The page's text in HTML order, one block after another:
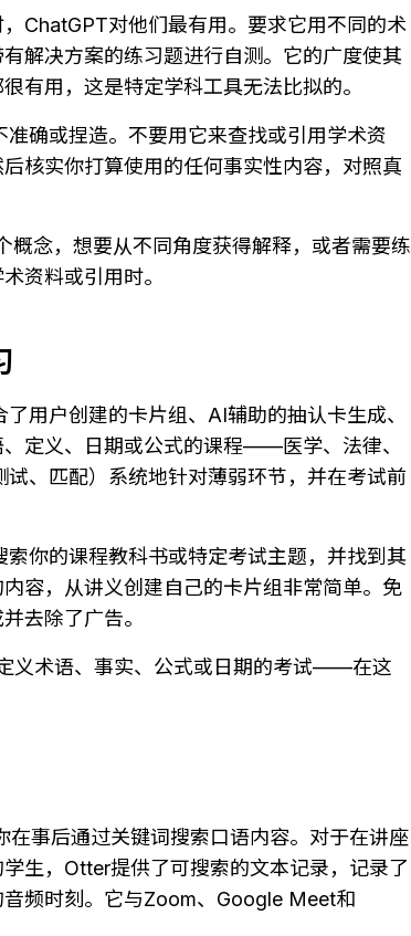
ChatGPT对他们最有用。要求它用不同的术
解决方案的练习题进行自测。它的广度使其
有用，这是特定学科工具无法比拟的。
确或捏造。不要用它来查找或引用学术资
核实你打算使用的任何事实性内容，对照真
概念，想要从不同角度获得解释，或者需要练
资料或引用时。
用户创建的卡片组、AI辅助的抽认卡生成、
定义、日期或公式的课程——医学、法律、
、匹配）系统地针对薄弱环节，并在考试前
你的课程教科书或特定考试主题，并找到其
容，从讲义创建自己的卡片组非常简单。免
去除了广告。
义术语、事实、公式或日期的考试——在这
事后通过关键词搜索口语内容。对于在讲座
生，Otter提供了可搜索的文本记录，记录了
频时刻。它与Zoom、Google Meet和